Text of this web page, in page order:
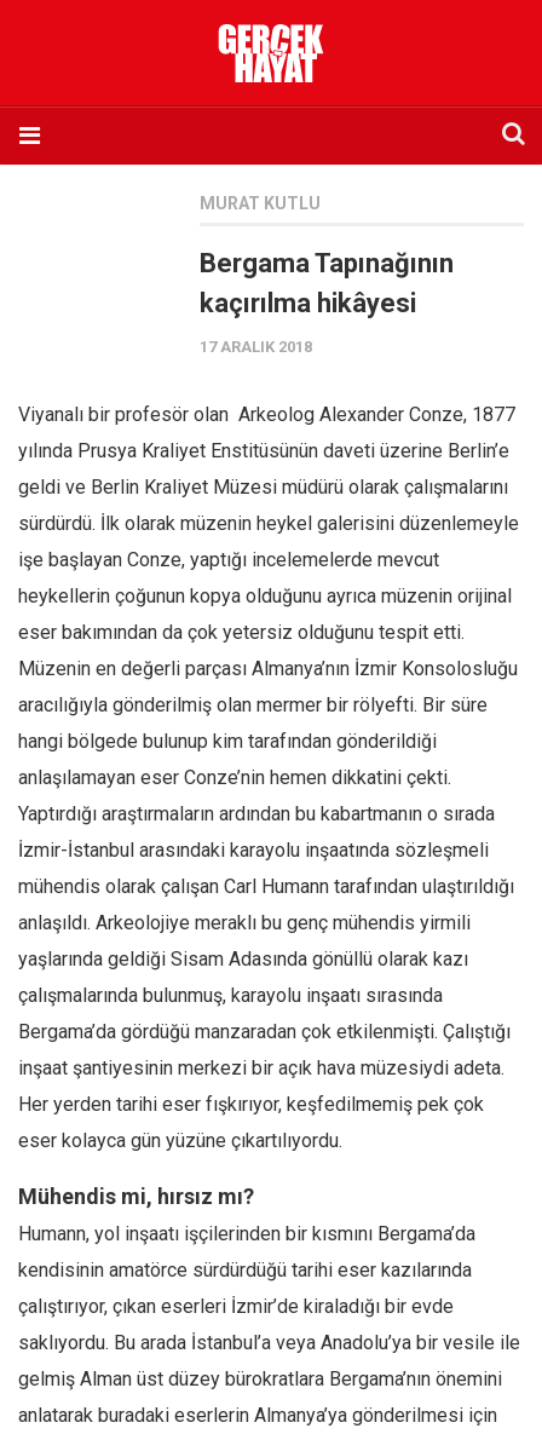
Abone olmak istiyorum
Sosyal Medya
Twitter
Facebook
Instagram
YouTube
Editörden
Yazarlar
Mahmut Toptaş
Yvonne Ridley
Barış Tarımcıoğlu
Ömer Kayani
Yusuf Armağan
Hasanali Yıldırım
Leyla Şerif Emin
Selçuk Türkyılmaz
Amina S. Jenenkovic
Bağdagül Öz
Esra Elönü
» Yazar arşivi
Tüm Sayılar
MURAT KUTLU
Bergama Tapınağının
kaçırılma hikâyesi
17 ARALIK 2018
Viyanalı bir profesör olan Arkeolog Alexander Conze, 1877
yılında Prusya Kraliyet Enstitüsünün daveti üzerine Berlin’e
geldi ve Berlin Kraliyet Müzesi müdürü olarak çalışmalarını
sürdürdü. İlk olarak müzenin heykel galerisini düzenlemeyle
işe başlayan Conze, yaptığı incelemelerde mevcut
heykellerin çoğunun kopya olduğunu ayrıca müzenin orijinal
eser bakımından da çok yetersiz olduğunu tespit etti.
Müzenin en değerli parçası Almanya’nın İzmir Konsolosluğu
aracılığıyla gönderilmiş olan mermer bir rölyefti. Bir süre
hangi bölgede bulunup kim tarafından gönderildiği
anlaşılamayan eser Conze’nin hemen dikkatini çekti.
Yaptırdığı araştırmaların ardından bu kabartmanın o sırada
İzmir-İstanbul arasındaki karayolu inşaatında sözleşmeli
mühendis olarak çalışan Carl Humann tarafından ulaştırıldığı
anlaşıldı. Arkeolojiye meraklı bu genç mühendis yirmili
yaşlarında geldiği Sisam Adasında gönüllü olarak kazı
çalışmalarında bulunmuş, karayolu inşaatı sırasında
Bergama’da gördüğü manzaradan çok etkilenmişti. Çalıştığı
inşaat şantiyesinin merkezi bir açık hava müzesiydi adeta.
Her yerden tarihi eser fışkırıyor, keşfedilmemiş pek çok
eser kolayca gün yüzüne çıkartılıyordu.
Mühendis mi, hırsız mı?
Humann, yol inşaatı işçilerinden bir kısmını Bergama’da
kendisinin amatörce sürdürdüğü tarihi eser kazılarında
çalıştırıyor, çıkan eserleri İzmir’de kiraladığı bir evde
saklıyordu. Bu arada İstanbul’a veya Anadolu’ya bir vesile ile
gelmiş Alman üst düzey bürokratlara Bergama’nın önemini
anlatarak buradaki eserlerin Almanya’ya gönderilmesi için